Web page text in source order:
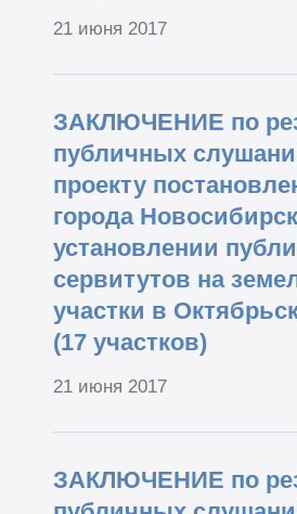
21 июня 2017
ЗАКЛЮЧЕНИЕ по
публичных
проекту
города
установлении
сервитутов на
участки в
(17 участков)
21 июня 2017
ЗАКЛЮЧЕНИЕ по